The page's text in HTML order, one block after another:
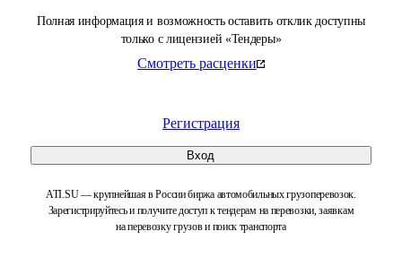
Полная информация и возможность оставить отклик доступны
только с лицензией «Тендеры»
Смотреть расценки
Регистрация
Вход
ATI.SU — крупнейшая в России биржа автомобильных грузоперевозок.
Зарегистрируйтесь и получите доступ к тендерам на перевозки, заявкам
на перевозку грузов и поиск транспорта